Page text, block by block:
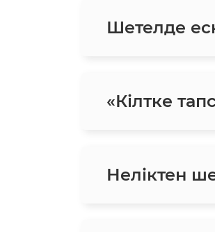
Шетелде
«Кілтке
Неліктен